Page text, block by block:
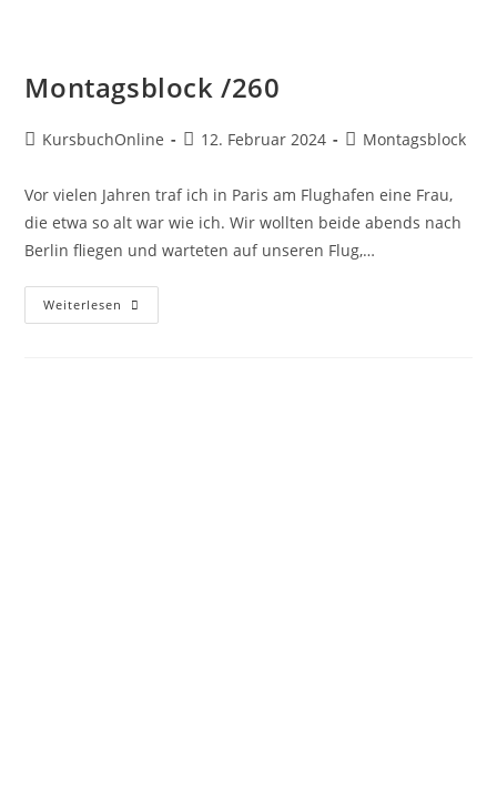
Montagsblock /260
KursbuchOnline 12. Februar 2024 Montagsblock
Vor vielen Jahren traf ich in Paris am Flughafen eine Frau,
die etwa so alt war wie ich. Wir wollten beide abends nach
Berlin fliegen und warteten auf unseren Flug,…
Weiterlesen